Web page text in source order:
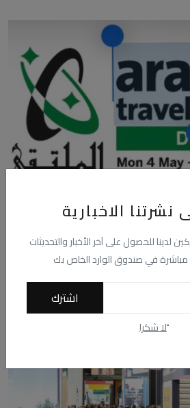
نشرتنا الاخبارية
لدينا للحصول على آخر الأخبار والتحديثات
في صندوق الوارد الخاص بك
اشترك
ًلا شكرا
العالمي في السعودية
في تنظيم معارض السفر والسياحة عن